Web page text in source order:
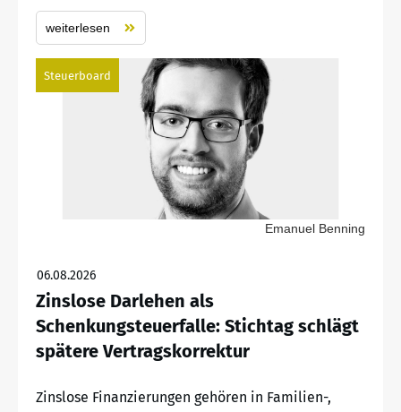
weiterlesen
Steuerboard
Emanuel Benning
06.08.2026
Zinslose Darlehen als
Schenkungsteuerfalle: Stichtag schlägt
spätere Vertragskorrektur
Zinslose Finanzierungen gehören in Familien-,